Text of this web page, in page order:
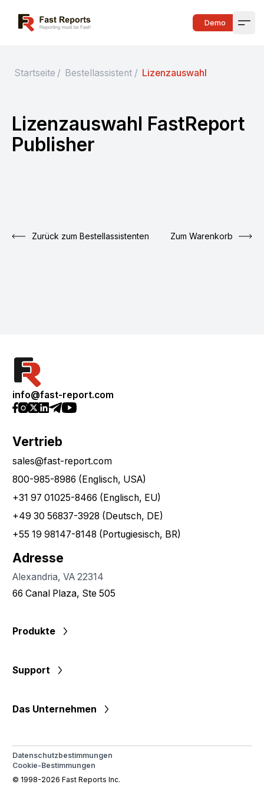
Fast Reports Demo
Startseite / Bestellassistent / Lizenzauswahl
Lizenzauswahl FastReport
Publisher
Zurück zum Bestellassistenten Zum Warenkorb
info@fast-report.com
Vertrieb
sales@fast-report.com
800-985-8986 (Englisch, USA)
+31 97 01025-8466 (Englisch, EU)
+49 30 56837-3928 (Deutsch, DE)
+55 19 98147-8148 (Portugiesisch, BR)
Adresse
Alexandria, VA 22314
66 Canal Plaza, Ste 505
Produkte
Support
Das Unternehmen
Datenschutzbestimmungen
Cookie-Bestimmungen
© 1998-2026 Fast Reports Inc.